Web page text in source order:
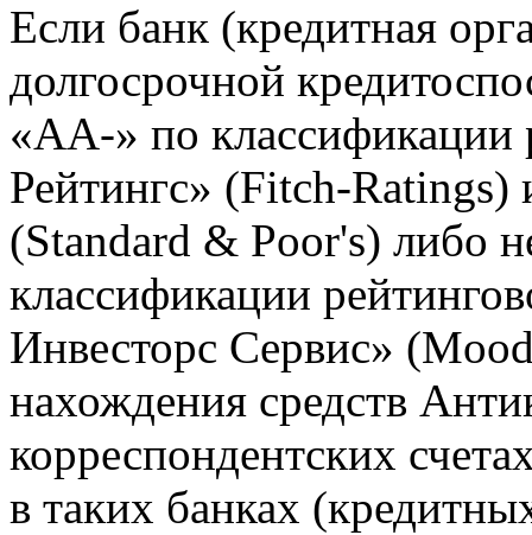
Если банк (кредитная
долгосрочной
«АA-» по классификации
Рейтингс» (Fitch-
(Standard & Poor's) либо
классификации
Инвесторс Сервис»
нахождения средств
корреспондентских
в таких банках